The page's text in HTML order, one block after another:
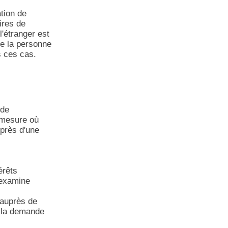
de
de
est
la personne
ces cas.
où
d'une
de
demande